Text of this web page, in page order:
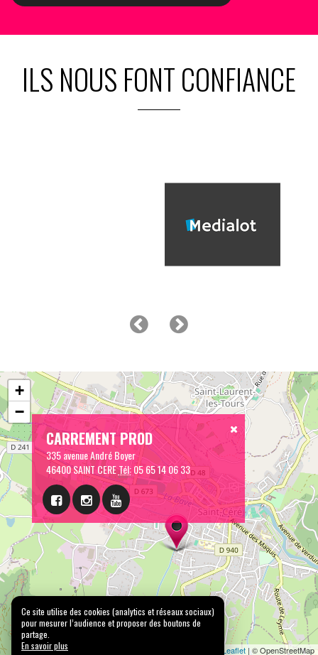
ILS NOUS FONT CONFIANCE
CARREMENT PROD
335 avenue André Boyer
46400 SAINT CERETél:05 65 14 06 33
+
−
Leaflet | © OpenStreetMap
Ce site utilise des cookies (analytics et réseaux sociaux)
pour mesurer l’audience et proposer des boutons de
partage.
En savoir plus